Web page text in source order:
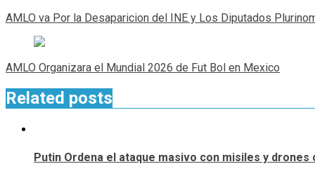
de
entradas
AMLO va Por la Desaparicion del INE y Los Diputados
AMLO Organizara el Mundial 2026 de Fut Bol en Mexico
Related posts
Putin Ordena el ataque masivo con misiles y